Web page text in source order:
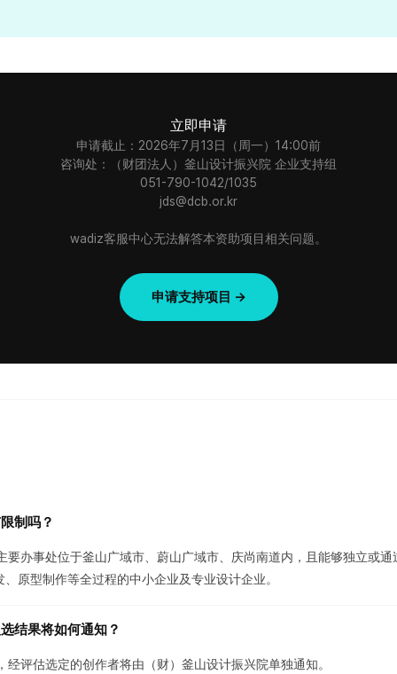
立即申请
申请截止：2026年7月13日（周一）14:00前
咨询处：（财团法人）釜山设计振兴院 企业支持组
051-790-1042/1035
jds@dcb.or.kr
wadiz客服中心无法解答本资助项目相关问题。
申请支持项目 →
制吗？
要办事处位于釜山广域市、蔚山广域市、庆尚南道内，且能够独立或通
原型制作等全过程的中小企业及专业设计企业。
结果将如何通知？
经评估选定的创作者将由（财）釜山设计振兴院单独通知。